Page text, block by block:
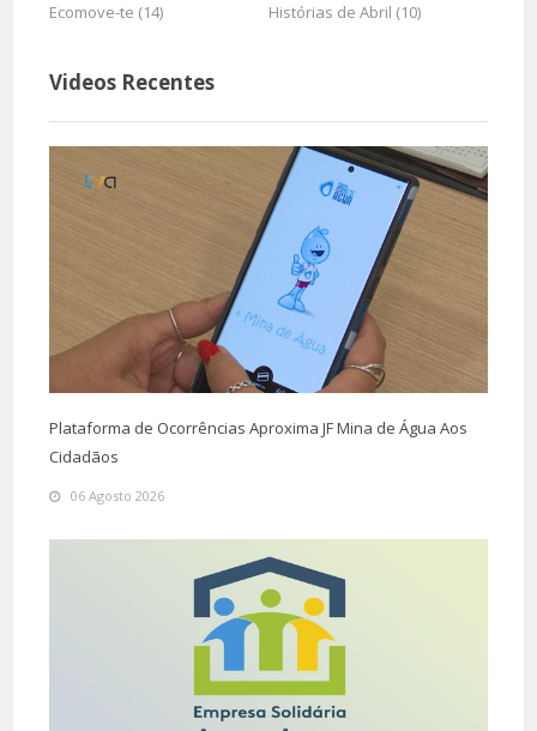
Ecomove-te (14)
Histórias de Abril (10)
Videos Recentes
Plataforma de Ocorrências Aproxima JF Mina de Água Aos
Cidadãos
06 Agosto 2026